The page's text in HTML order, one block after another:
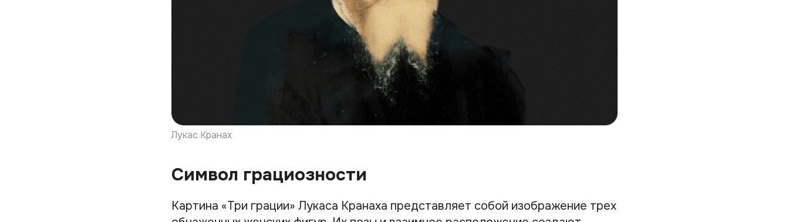
Лукас Кранах
Символ грациозности
Картина «Три грации» Лукаса Кранаха представляет собой изображение трех